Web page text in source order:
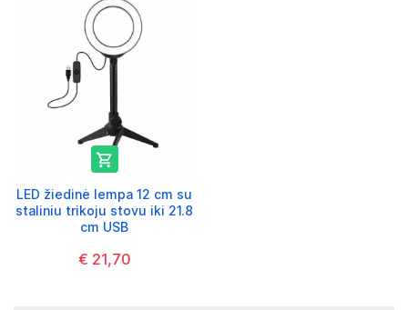

LED žiedinė lempa 12 cm su
staliniu trikoju stovu iki 21.8
cm USB
€ 21,70